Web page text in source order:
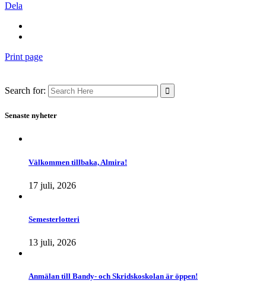
Dela
Print page
Search for:
Senaste nyheter
Välkommen tillbaka, Almira!
17 juli, 2026
Semesterlotteri
13 juli, 2026
Anmälan till Bandy- och Skridskoskolan är öppen!